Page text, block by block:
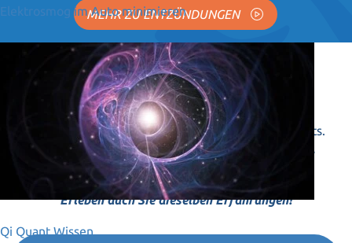
Elektrosmog im Auto minimieren
Qi Quant Wissen
MEHR ZU ENTZÜNDUNGEN
Anwender-Feedbacks
Tausende Anwender nutzen unsere Produkte bereits.
Lassen Sie sich von unseren Anwender-Feedbacks
inspirieren.
Erleben auch Sie dieselben Erfahrungen!